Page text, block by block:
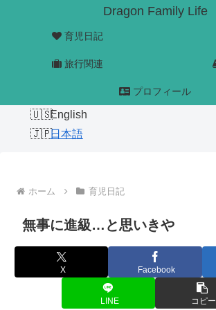
Dragon Family Life
育児日記
旅行関連
プロフィール
English
日本語
ホーム 育児日記
無事に進級…と思いきや
X Facebook
LINE コピー